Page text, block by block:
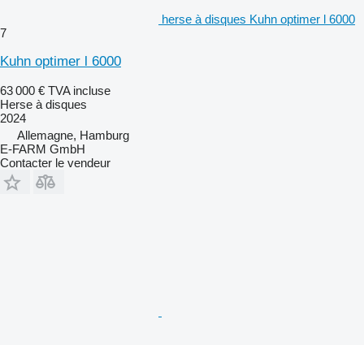
herse à disques Kuhn optimer l 6000
7
Kuhn optimer l 6000
63 000 € TVA incluse
Herse à disques
2024
Allemagne, Hamburg
E-FARM GmbH
Contacter le vendeur